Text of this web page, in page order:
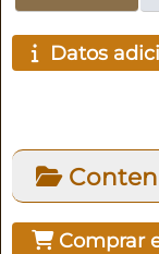
Datos
Comprar